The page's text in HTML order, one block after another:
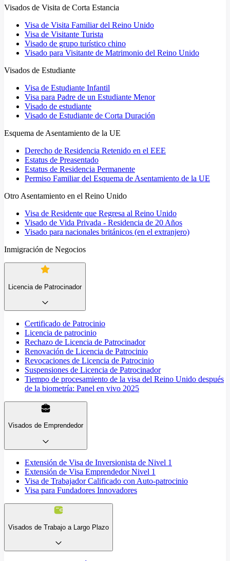
Visados de Visita de Corta Estancia
Visa de Visita Familiar del Reino Unido
Visa de Visitante Turista
Visado de grupo turístico chino
Visado para Visitante de Matrimonio del Reino Unido
Visados de Estudiante
Visa de Estudiante Infantil
Visa para Padre de un Estudiante Menor
Visado de estudiante
Visado de Estudiante de Corta Duración
Esquema de Asentamiento de la UE
Derecho de Residencia Retenido en el EEE
Estatus de Preasentado
Estatus de Residencia Permanente
Permiso Familiar del Esquema de Asentamiento de la UE
Otro Asentamiento en el Reino Unido
Visa de Residente que Regresa al Reino Unido
Visado de Vida Privada - Residencia de 20 Años
Visado para nacionales británicos (en el extranjero)
Inmigración de Negocios
Licencia de Patrocinador
Certificado de Patrocinio
Licencia de patrocinio
Rechazo de Licencia de Patrocinador
Renovación de Licencia de Patrocinio
Revocaciones de Licencia de Patrocinio
Suspensiones de Licencia de Patrocinador
Tiempo de procesamiento de la visa del Reino Unido después
de la biometría: Panel en vivo 2025
Visados de Emprendedor
Extensión de Visa de Inversionista de Nivel 1
Extensión de Visa Emprendedor Nivel 1
Visa de Trabajador Calificado con Auto-patrocinio
Visa para Fundadores Innovadores
Visados de Trabajo a Largo Plazo